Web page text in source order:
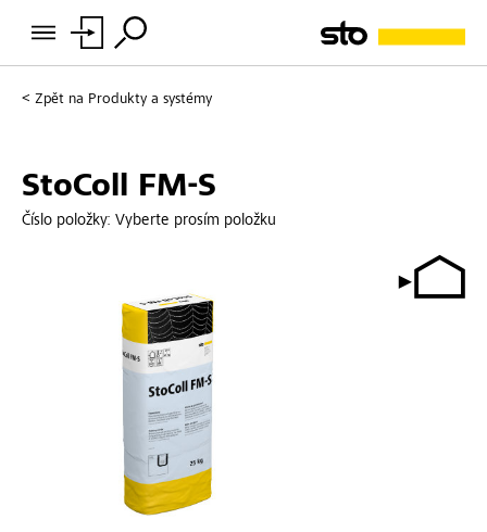
Zpět na Produkty a systémy
StoColl FM-S
Číslo položky: Vyberte prosím položku